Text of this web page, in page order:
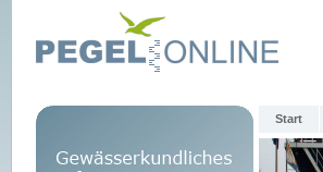
Start